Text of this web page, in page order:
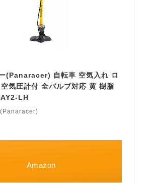
(Panaracer) 自転車 空気入れ ロ
気圧計付 全バルブ対応 黄 樹脂
LH
Amazon